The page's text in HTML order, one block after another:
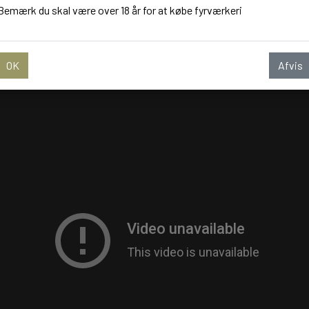
du skal være over 18 år for at købe fyrværkeri
OK Afvis